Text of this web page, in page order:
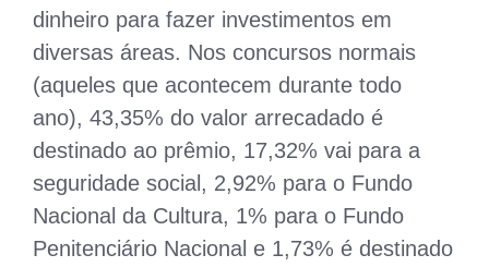
dinheiro para fazer investimentos em
diversas áreas. Nos concursos normais
(aqueles que acontecem durante todo
ano), 43,35% do valor arrecadado é
destinado ao prêmio, 17,32% vai para a
seguridade social, 2,92% para o Fundo
Nacional da Cultura, 1% para o Fundo
Penitenciário Nacional e 1,73% é destinado